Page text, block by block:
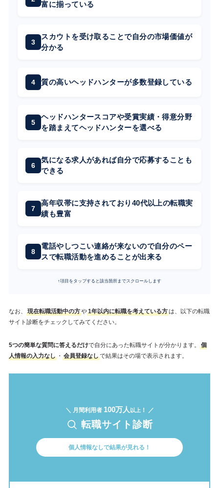
富に揃っている
スカウトを受け取ることで自分の市場価値が
分かる
質の高いヘッドハンターが多数登録している
ヘッドハンタースコアや受賞実績・得意分野
を踏まえてヘッドハンターを選べる
気になる求人があれば自分で応募することも
できる
高年収帯に支持されており40代以上の転職実
績も豊富
電話やしつこい連絡が来ないので自分のペー
スで転職活動を進めることが出来る
↑項目をタップすると該当箇所までスクロールします
なお、 現在転職活動中の方や1年以内に転職を考えている方は、以下の転職
サイト診断をチェックしてみてください。
5つの簡単な質問に答えるだけで自分にあった転職サイトが分かります。
個
人情報の入力なし・ 会員登録なしで結果はその場で表示されます。
＼ 月間利用者 100万人 以上！ ／
転職サイト診断
個人情報なしで結果が見れる！